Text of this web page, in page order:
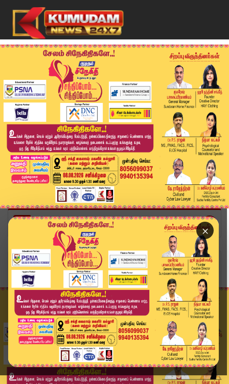
×
Home
வீடியோ ஸ்டோரி
புதினுக்கு சிவப்பு கம்பள வரவேற்பு | Vladimir Pu...